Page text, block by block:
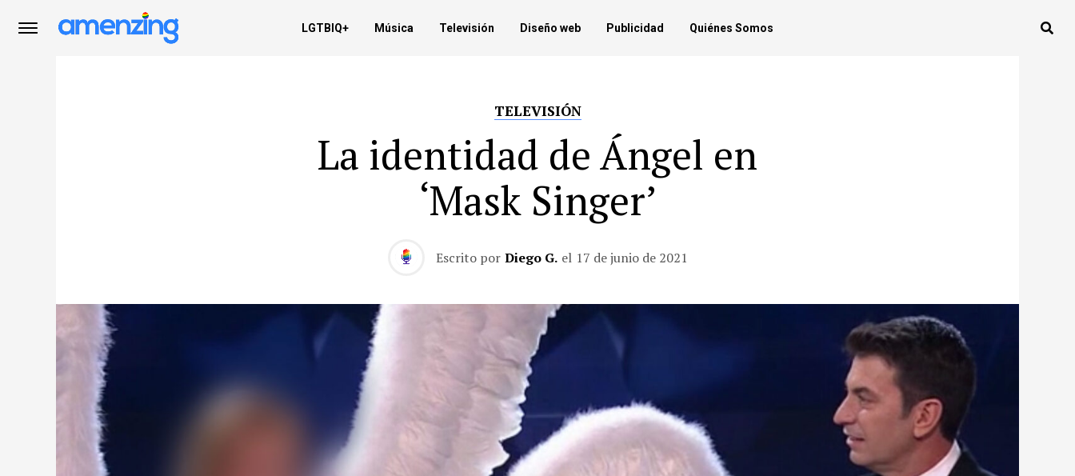
LGTBIQ+ Música Televisión Diseño web Publicidad Quiénes Somos
TELEVISIÓN
La identidad de Ángel en
‘Mask Singer’
Escrito por Diego G. el 17 de junio de 2021